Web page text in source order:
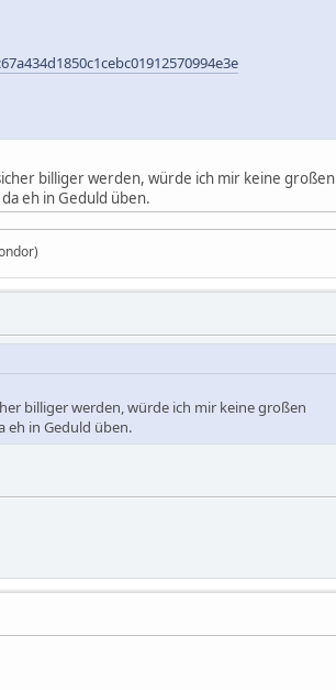
billiger werden, würde ich mir keine großen
eh in Geduld üben.
billiger werden, würde ich mir keine großen
eh in Geduld üben.